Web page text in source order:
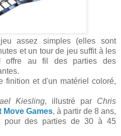
assez simples (elles sont
et un tour de jeu suffit à les
offre au fil des parties des
finition et d'un matériel coloré,
Kiesling, illustré par Chris
Move Games, à partir de 8 ans,
pour des parties de 30 à 45